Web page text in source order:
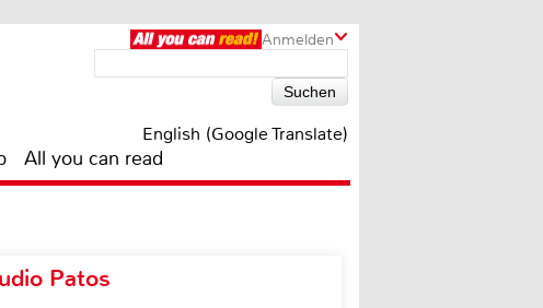
Anmelden
English (Google Translate)
All you can read
Patos